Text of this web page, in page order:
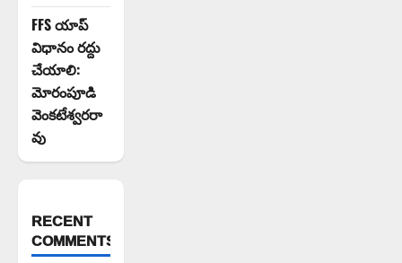
FFS యాప్
విధానం రద్దు
చేయాలి:
మోరంపూడి
వెంకటేశ్వరరా
వు
RECENT
COMMENTS